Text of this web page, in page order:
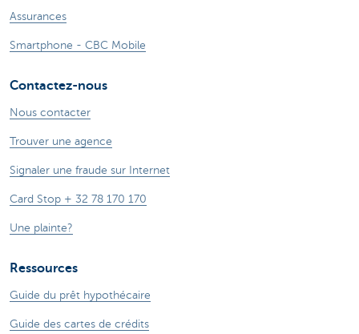
Assurances
Smartphone - CBC Mobile
Contactez-nous
Nous contacter
Trouver une agence
Signaler une fraude sur Internet
Card Stop + 32 78 170 170
Une plainte?
Ressources
Guide du prêt hypothécaire
Guide des cartes de crédits